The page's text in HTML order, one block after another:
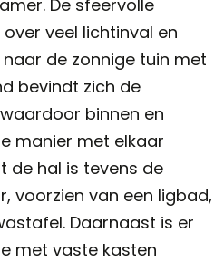
De sfeervolle
veel lichtinval en
de zonnige tuin met
bevindt zich de
binnen en
manier met elkaar
de hal is tevens de
voorzien van een ligbad,
Daarnaast is er
met vaste kasten